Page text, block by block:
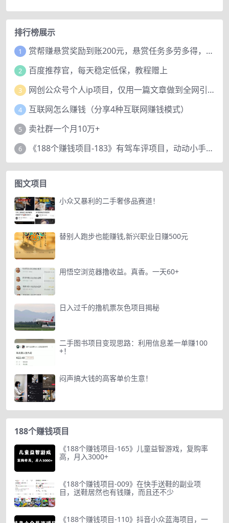
排行榜展示
1 赏帮赚悬赏奖励到账200元，悬赏任务多劳多得，人人可做。
2 百度推荐官，每天稳定低保，教程赠上
3 网创公众号个人ip项目，仅用一篇文章做到全网引流！
4 互联网怎么赚钱（分享4种互联网赚钱模式）
5 卖社群一个月10万+
6 《188个赚钱项目-183》有驾车评项目，动动小手，复制粘贴赚44元！
图文项目
小众又暴利的二手奢侈品赛道！
替别人跑步也能赚钱,新兴职业日赚500元
用悟空浏览器撸收益。真香。一天60+
日入过千的撸机票灰色项目揭秘
二手图书项目变现思路：利用信息差一单赚100
+！
闷声搞大钱的高客单价生意！
188个赚钱项目
《188个赚钱项目-165》儿童益智游戏，复购率
高，月入3000+
《188个赚钱项目-009》在快手送鞋的副业项
目，送鞋居然也有钱赚，而且还不少
《188个赚钱项目-110》抖音小众蓝海项目，一